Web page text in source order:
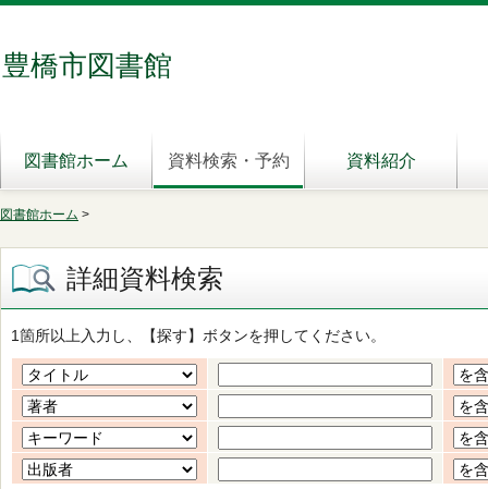
豊橋市図書館
図書館ホーム 資料検索・予約 資料紹介
図書館ホーム >
詳細資料検索
1箇所以上入力し、【探す】ボタンを押してください。